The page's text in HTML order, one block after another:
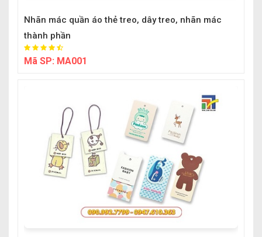
Nhãn mác quần áo thẻ treo, dây treo, nhãn mác
thành phần
Mã SP: MA001